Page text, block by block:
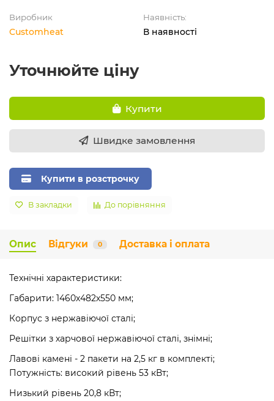
Виробник
Customheat
Наявність:
В наявності
Уточнюйте ціну
Купити
Швидке замовлення
Купити в розстрочку
В закладки До порівняння
Опис Відгуки 0 Доставка і оплата
Технічні характеристики:
Габарити: 1460х482х550 мм;
Корпус з нержавіючої сталі;
Решітки з харчової нержавіючої сталі, знімні;
Лавові камені - 2 пакети на 2,5 кг в комплекті;
Потужність: високий рівень 53 кВт;
Низький рівень 20,8 кВт;